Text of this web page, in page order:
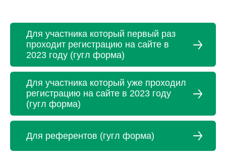
Для участника который первый раз
проходит регистрацию на сайте в
2023 году (гугл форма)
Для участника который уже проходил
регистрацию на сайте в 2023 году
(гугл форма)
Для референтов (гугл форма)